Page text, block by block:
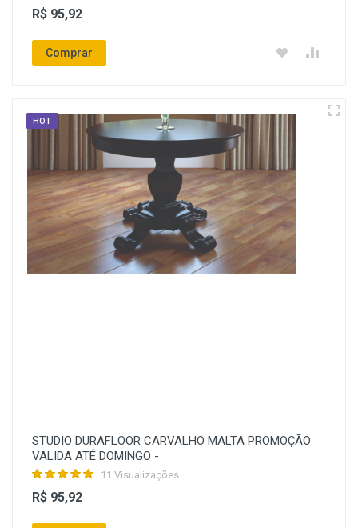
R$ 95,92
Comprar
HOT
STUDIO DURAFLOOR CARVALHO MALTA PROMOÇÃO
VALIDA ATÉ DOMINGO -
11 Visualizações
R$ 95,92